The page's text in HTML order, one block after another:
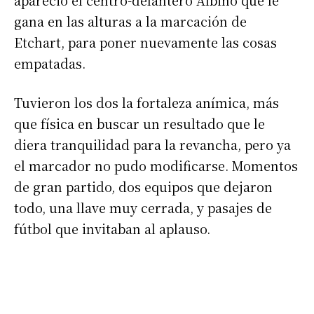
Suscribirme gratis
Dirección de correo electrónico*
gana en las alturas a la marcación de
Etchart, para poner nuevamente las cosas
empatadas.
Tuvieron los dos la fortaleza anímica, más
que física en buscar un resultado que le
diera tranquilidad para la revancha, pero ya
el marcador no pudo modificarse. Momentos
de gran partido, dos equipos que dejaron
todo, una llave muy cerrada, y pasajes de
fútbol que invitaban al aplauso.